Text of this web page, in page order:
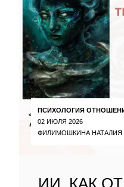
ПСИХОЛОГИЯ
02 ИЮЛЯ 2026
ФИЛИМОШКИНА НАТАЛИЯ
ИИ, КАК